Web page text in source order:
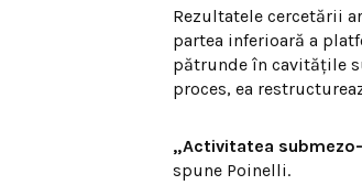
Rezultatele cercetării
partea inferioară a
pătrunde în cavitățile
proces, ea
„Activitatea
spune Poinelli.